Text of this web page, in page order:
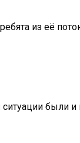
из её
ситуации